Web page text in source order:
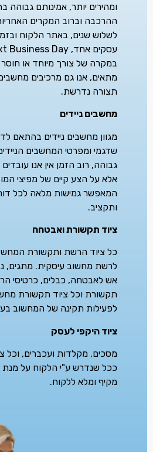
ומהירים יותר, אמינותם גבוהה
ההרכבה וברוב המקרים
לשלוש שנים, באתר הלקוח
במקרה של צורך מיוחד או
מתאים, אנו גם מרכיבים
תצורה נדרשת.
מחשבים ניידים
מגוון מחשבים ניידים בהתאם
שדגמי ומפרטי המחשבים
גבוהה, רוב הזמן אין אנו עובדים
אלא על הצע קיים של מפיצי
המאפשר גמישות מלאה לכל
ותקציב.
ציוד תקשורת ואבטחה
כל ציוד הרשת ותקשורת
לרשת מחשוב עיסקית. מתגים,
אש לאבטחה, כבלים, כרטיסי
תקשורת וכל ציוד תקשורת
לפעילות תקינה של המחשוב
ציוד היקפי לעסק
מסכים, מקלדות ועכברים, וכל
ככל שנדרש ע"י הלקוח על מנת
מקיף ומלא ללקוח.